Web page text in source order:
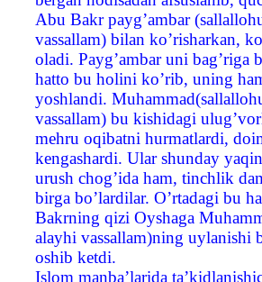
Abu Bakr payg’ambar
vassallam) bilan ko’risharkan,
oladi. Payg’ambar uni bag’riga
hatto bu holini ko’rib, uning
yoshlandi.
vassallam) bu kishidagi
mehru oqibatni hurmatlardi,
kengashardi. Ular shunday
urush chog’ida ham, tinchlik
birga bo’lardilar. O’rtadagi bu
Bakrning qizi Oyshaga
alayhi vassallam)ning uylanishi
oshib ketdi.
Islom manba’larida